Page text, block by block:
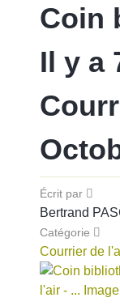
Coin
Il y a
Écrit par
Bertrand
Catégorie
Courrier de